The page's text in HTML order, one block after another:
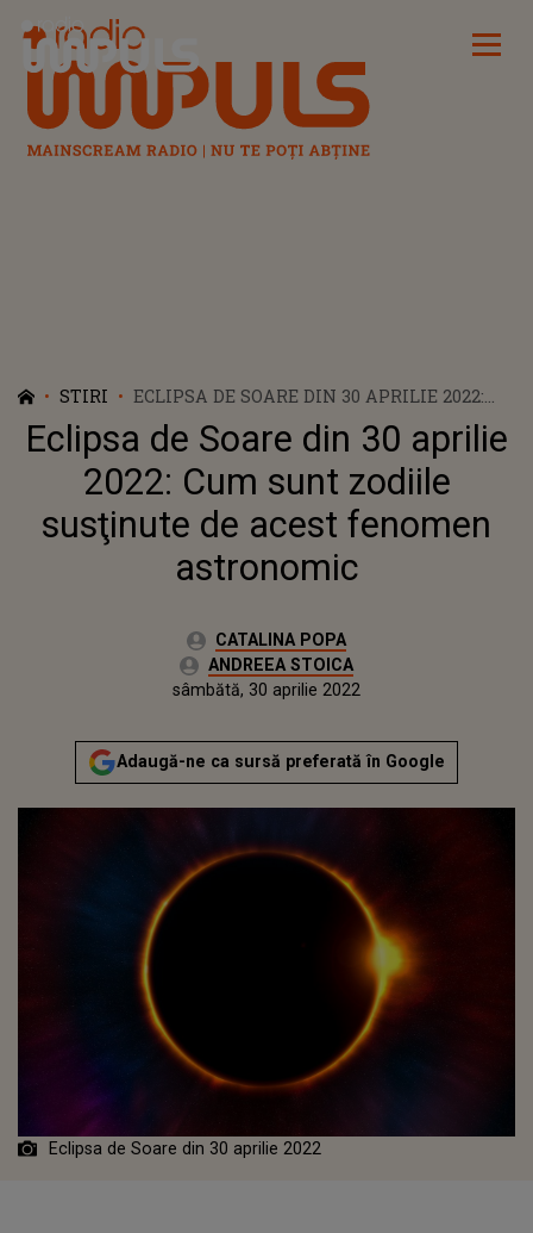
Radio Impuls
STIRI
ECLIPSA DE SOARE DIN 30 APRILIE 2022:
CUM SUNT ZODIILE SUSŢINUTE DE ACEST
FENOMEN ASTRONOMIC
Eclipsa de Soare din 30 aprilie
2022: Cum sunt zodiile
susţinute de acest fenomen
astronomic
Autor:CATALINA POPA
Editor Web:
ANDREEA STOICA
Actualizat:
sâmbătă, 30 aprilie 2022
Adaugă-ne ca sursă preferată în Google
Eclipsa de Soare din 30 aprilie 2022